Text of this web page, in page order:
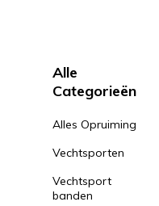
Alle
Categorieën
Alles Opruiming
Vechtsporten
Vechtsport
banden